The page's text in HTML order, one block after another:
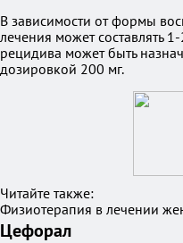
В зависимости от формы
лечения может составлять
рецидива может быть
дозировкой 200 мг.
Читайте также:
Физиотерапия в лечении
Цефорал